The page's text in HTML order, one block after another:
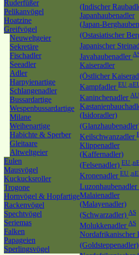
Ruderfüßer
Pelikanvögel
Hoatzine
Greifvögel
Neuweltgeier
Sekretäre
Fischadler
Seeadler
Adler
Harpyienartige
Schlangenadler
Bussardartige
Wespenbussardartige
Milane
Weihenartige
Habichte & Sperber
Gleitaare
Altweltgeier
Eulen
Mausvögel
Kuckucksroller
Trogone
Hornvögel & Hopfartige
Rackenvögel
Spechtvögel
Seriemas
Falken
Papageien
Sperlingsvögel
(Indischer
Japanhaubenadler
(Japan-
(Ostasiatischer
Japanischer
Javahaubenadler
Kaiseradler
(Östlicher
Kampfadler EU
Kaninchenadler AU
(Isidoradler)
Keilschwanzadler
Klippenadler
(Kaffernadler)
(Felsenadler) EU
Kronenadler EU
Luzonhaubenadler
Malaienadler
(Malayenadler)
(Schwarzadler) AS
Molukkenadler AS
Nordafrikanischer
(Goldsteppenadler)